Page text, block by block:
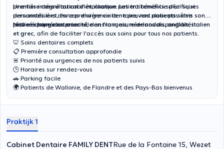
première consultation d'évaluation.Les traitements spécifiques
demandés lors d'une première visite ne peuvent donc pas être
réalisés immédiatement.
Une fois intégré au cabinet, chaque patient bénéficie d'un suivi
personnalisé et, en cas d'urgence dentaire,nos patients suivis sont
pris en charge en priorité, dans la mesure de nos disponibilités.
Notre équipe vous accueille enfrançais, néerlandais, anglais, italien
et grec, afin de faciliter l'accès aux soins pour tous nos patients.
🦷 Soins dentaires complets
📋 Première consultation approfondie
🚨 Priorité aux urgences de nos patients suivis
🕒 Horaires sur rendez-vous
🚗 Parking facile
🌍 Patients de Wallonie, de Flandre et des Pays-Bas bienvenus
Praktijk 1
Cabinet Dentaire FAMILY DENTRue de la Fontaine 15, Wezet